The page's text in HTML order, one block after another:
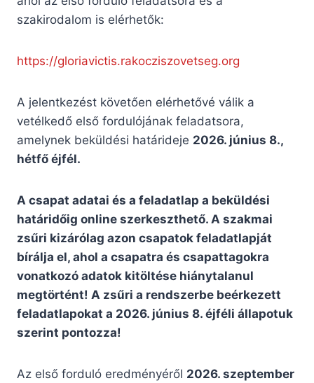
szakirodalom is elérhetők:
https://gloriavictis.rakocziszovetseg.org
A jelentkezést követően elérhetővé válik a
vetélkedő első fordulójának feladatsora,
amelynek beküldési határideje 2026. június 8.,
hétfő éjfél.
A csapat adatai és a feladatlap a beküldési
határidőig online szerkeszthető. A szakmai
zsűri kizárólag azon csapatok feladatlapját
bírálja el, ahol a csapatra és csapattagokra
vonatkozó adatok kitöltése hiánytalanul
megtörtént! A zsűri a rendszerbe beérkezett
feladatlapokat a 2026. június 8. éjféli állapotuk
szerint pontozza!
Az első forduló eredményéről 2026. szeptember